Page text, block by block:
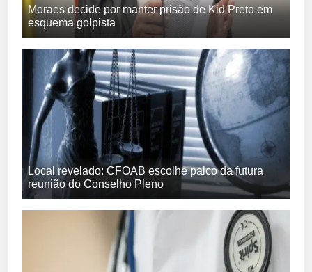
Moraes decide por manter prisão de Kid Preto em
esquema golpista
Local revelado: CFOAB escolhe palco da futura
reunião do Conselho Pleno